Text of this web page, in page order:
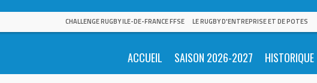
CHALLENGE RUGBY ILE-DE-FRANCE FFSE LE RUGBY D'ENTREPRISE ET DE POTES
ACCUEIL SAISON 2026-2027 HISTORIQUE